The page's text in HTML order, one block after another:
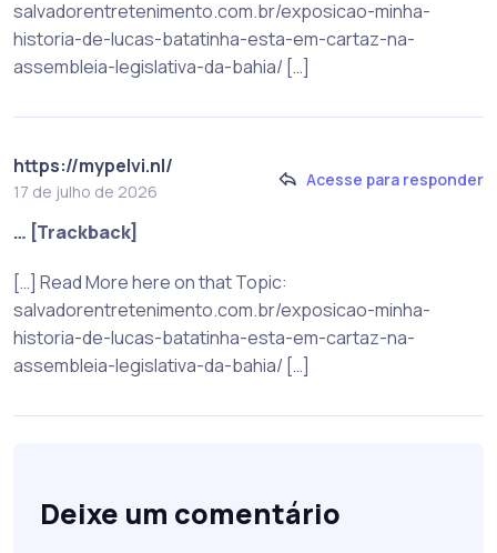
salvadorentretenimento.com.br/exposicao-minha-
historia-de-lucas-batatinha-esta-em-cartaz-na-
assembleia-legislativa-da-bahia/ […]
https://mypelvi.nl/
17 de julho de 2026
Acesse para responder
… [Trackback]
[…] Read More here on that Topic:
salvadorentretenimento.com.br/exposicao-minha-
historia-de-lucas-batatinha-esta-em-cartaz-na-
assembleia-legislativa-da-bahia/ […]
Deixe um comentário